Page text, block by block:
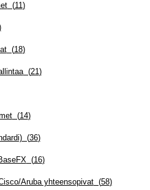
(11)
(18)
(21)
(14)
(36)
(16)
Aruba yhteensopivat(58)